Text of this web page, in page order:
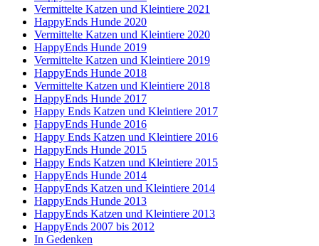
Vermittelte Katzen und Kleintiere 2021
HappyEnds Hunde 2020
Vermittelte Katzen und Kleintiere 2020
HappyEnds Hunde 2019
Vermittelte Katzen und Kleintiere 2019
HappyEnds Hunde 2018
Vermittelte Katzen und Kleintiere 2018
HappyEnds Hunde 2017
Happy Ends Katzen und Kleintiere 2017
HappyEnds Hunde 2016
Happy Ends Katzen und Kleintiere 2016
HappyEnds Hunde 2015
Happy Ends Katzen und Kleintiere 2015
HappyEnds Hunde 2014
HappyEnds Katzen und Kleintiere 2014
HappyEnds Hunde 2013
HappyEnds Katzen und Kleintiere 2013
HappyEnds 2007 bis 2012
In Gedenken